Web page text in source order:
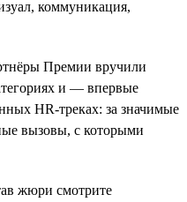
коммуникация,
Премии вручили
и — впервые
HR-треках: за значимые
вызовы, с которыми
жюри смотрите